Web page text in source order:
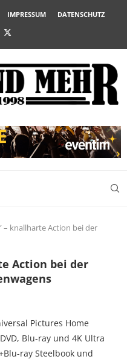
IMPRESSUM DATENSCHUTZ
– knallharte Action bei der
Action bei der
Pictures Home
Blu-ray und 4K Ultra
ray Steelbook und